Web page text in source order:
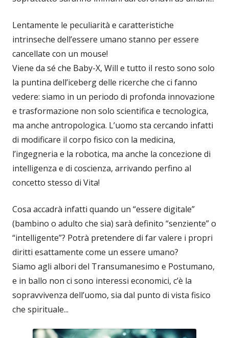
Lentamente le peculiarità e caratteristiche
intrinseche dell’essere umano stanno per essere
cancellate con un mouse!
Viene da sé che Baby-X, Will e tutto il resto sono solo
la puntina dell’iceberg delle ricerche che ci fanno
vedere: siamo in un periodo di profonda innovazione
e trasformazione non solo scientifica e tecnologica,
ma anche antropologica. L’uomo sta cercando infatti
di modificare il corpo fisico con la medicina,
l’ingegneria e la robotica, ma anche la concezione di
intelligenza e di coscienza, arrivando perfino al
concetto stesso di Vita!
Cosa accadrà infatti quando un “essere digitale”
(bambino o adulto che sia) sarà definito “senziente” o
“intelligente”? Potrà pretendere di far valere i propri
diritti esattamente come un essere umano?
Siamo agli albori del Transumanesimo e Postumano,
e in ballo non ci sono interessi economici, c’è la
sopravvivenza dell’uomo, sia dal punto di vista fisico
che spirituale...